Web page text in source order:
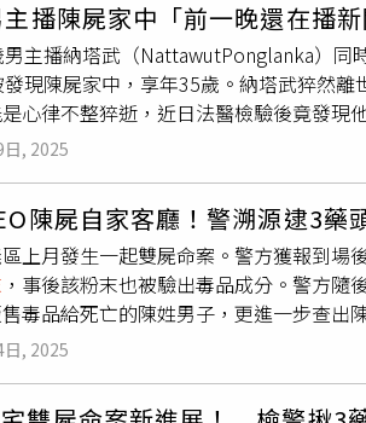
不容忍，新北警將以「強勢執法」正面
步啟動全市「加強防制酒（毒）後駕車
毒車、不漏掉任何一名毒販」的高強
，酒駕違規舉發13件，以及毒駕公共
部及手部擦挫傷，所幸救治後均無生命
隨後鎖定接應車輛，由副分局長曾柏仲
園，蘇男已另行租車逃逸。警方在許
包（102.8公克）及菸彈、電子磅秤等證
察局20日晚間執行「酒（毒）駕大執法
正表示，任何挑戰公權力、危害員警生
絕不退讓。除該起衝撞員警之重大緝毒案
警力共計546名，於全市設置78處路檢
力攔查可疑人車，執法成果顯著，包括
，毒駕違規舉發14件。◎喝酒勿開車！飲
播陳屍家中「前一晚還在播
主播納塔武（NattawutPonglanka）同
現陳屍家中，享年35歲。納塔武猝然
心律不整猝逝，近日法醫檢驗後竟發現
納塔武在泰國是家喻戶曉的年輕男主播
震驚的是，他離世前一晚仍照常播報新
心律不整猝逝。但經過數日納塔武的死
相關單位已介入調查，不排除有他殺的可能。 在 Instagram 查看這則貼文
後，有不少網友翻出納塔武生前在社群
種人不會因為你傷害他而生氣」、「
使網友更認為他的死因不單純，盼早日
Chitareerat）在社群貼文指出，「暫
？我要調查遺體。」此外，他還分享了
, 2025
陳屍自家客廳！警溯源逮3
上月發生一起雙屍命案。警方獲報到場
，事後該粉末也被驗出毒品成分。警方
毒品給死亡的陳姓男子，更進一步查出
官複訊後也諭令蘇女30萬元交保、謝
執行長，家境富裕，上月25日晚間，陳
兒子與25歲的曾姓女子雙雙陳屍在住家
, 2025